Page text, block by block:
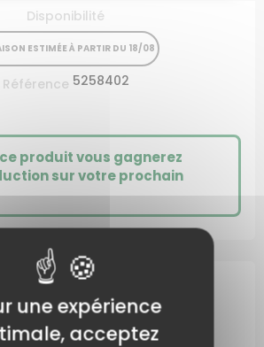
Disponibilité
ESTIMÉE À PARTIR DU 18/08
Référence 5258402
produit vous gagnerez
sur votre prochain
DESCRIPTION
une expérience
acceptez